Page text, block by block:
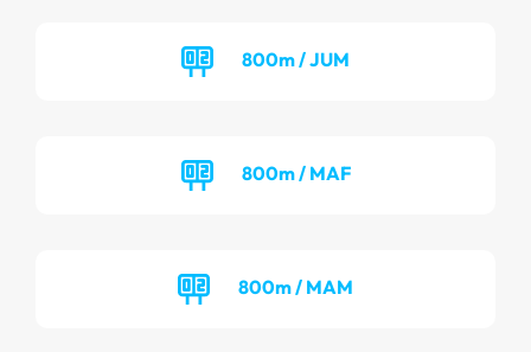
800m / JUM
800m / MAF
800m / MAM